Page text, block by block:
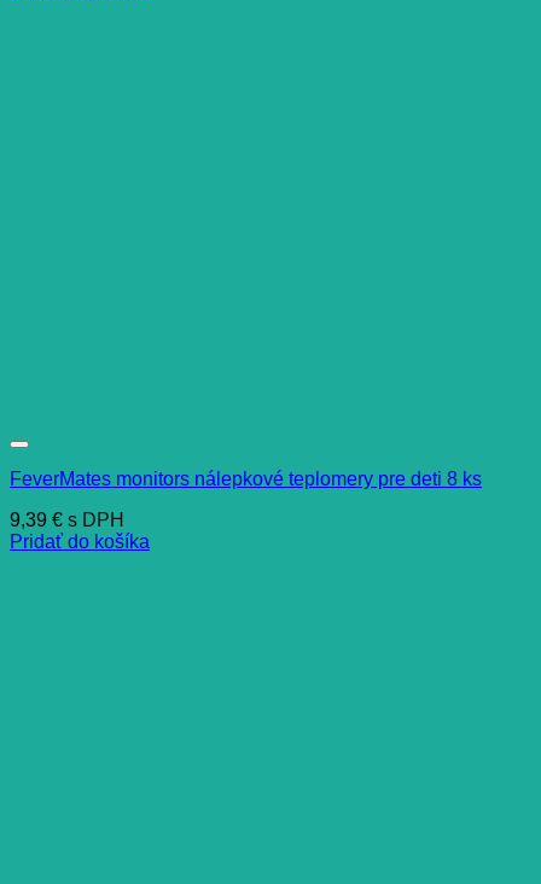
FeverMates monitors nálepkové teplomery pre deti 8 ks
9,39 € s DPH
Pridať do košíka